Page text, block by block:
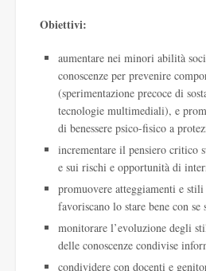
Obiettivi:
aumentare nei minori abilità
conoscenze per prevenire
(sperimentazione precoce di
tecnologie multimediali), e
di benessere psico-fisico a
incrementare il pensiero critico
e sui rischi e opportunità di
promuovere atteggiamenti e
favoriscano lo stare bene con
monitorare l’evoluzione degli
delle conoscenze condivise
condividere con docenti e